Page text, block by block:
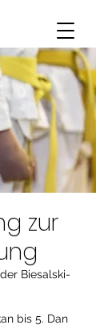
zur
Biesalski-
bis 5. Dan